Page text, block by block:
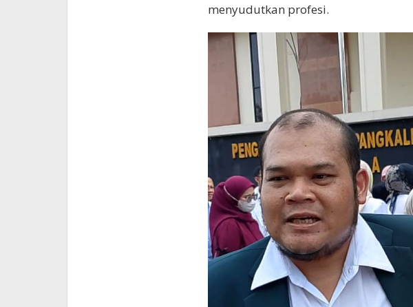
menyudutkan profesi.